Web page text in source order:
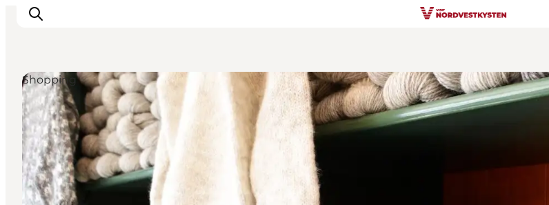
Feriesteder
Inspiration
Handicapvenlig ferie
Events
Overnatning
Shopping